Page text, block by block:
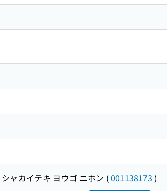
シャカイテキ ヨウゴ ニホン (001138173 )